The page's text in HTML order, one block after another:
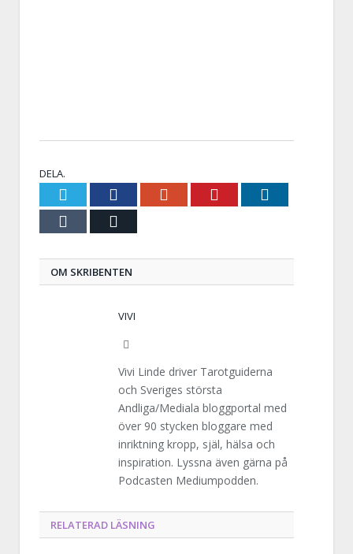
DELA.
Twitter Facebook Google+ Pinterest
Tumblr
OM SKRIBENTEN
VIVI
Vivi Linde driver Tarotguiderna
och Sveriges största
Andliga/Mediala bloggportal med
över 90 stycken bloggare med
inriktning kropp, själ, hälsa och
inspiration. Lyssna även gärna på
Podcasten Mediumpodden.
RELATERAD LÄSNING